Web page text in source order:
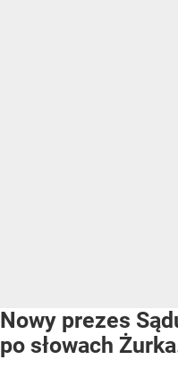
Nowy prezes
po słowach